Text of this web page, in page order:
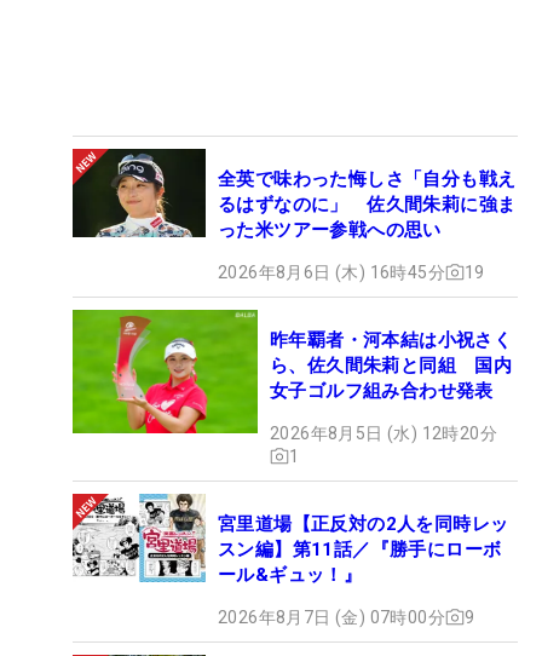
全英で味わった悔しさ「自分も戦え
るはずなのに」 佐久間朱莉に強ま
った米ツアー参戦への思い
2026年8月6日 (木) 16時45分 19
昨年覇者・河本結は小祝さく
ら、佐久間朱莉と同組 国内
女子ゴルフ組み合わせ発表
2026年8月5日 (水) 12時20分
1
宮里道場【正反対の2人を同時レッ
スン編】第11話／『勝手にローボ
ール&ギュッ！』
2026年8月7日 (金) 07時00分 9